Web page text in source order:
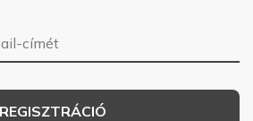
REGISZTRÁCIÓ